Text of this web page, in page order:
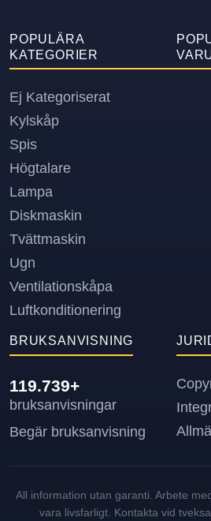
POPULÄRA
KATEGORIER
Ej Kategoriserat
Kylskåp
Spis
Högtalare
Lampa
Diskmaskin
Tvättmaskin
Ugn
Ventilationskåpa
Luftkonditionering
BRUKSANVISNING
119.739+
bruksanvisningar
Begär bruksanvisning
All information utan garanti. Arbete
vara livsfarligt. Kontakta vid